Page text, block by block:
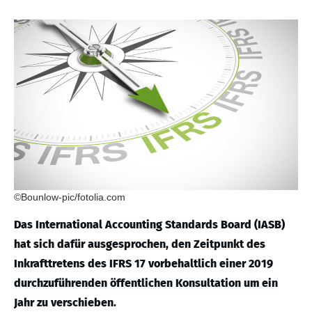
©Bounlow-pic/fotolia.com
Das International Accounting Standards Board (IASB)
hat sich dafür ausgesprochen, den Zeitpunkt des
Inkrafttretens des IFRS 17 vorbehaltlich einer 2019
durchzuführenden öffentlichen Konsultation um ein
Jahr zu verschieben.